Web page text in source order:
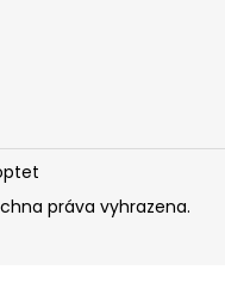
práva vyhrazena.